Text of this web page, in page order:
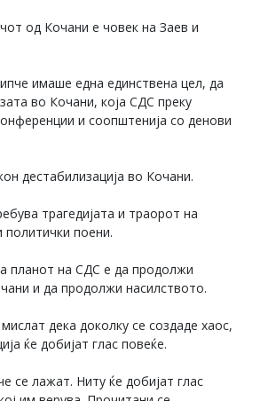
од Кочани е човек на Заев и
имаше една единствена цел, да
во Кочани, која СДС преку
и соопштенија со денови
дестабилизација во Кочани.
трагедијата и траорот на
политички поени.
планот на СДС е да продолжи
и да продолжи насилството.
дека доколку се создаде хаос,
ќе добијат глас повеќе.
се лажат. Ниту ќе добијат глас